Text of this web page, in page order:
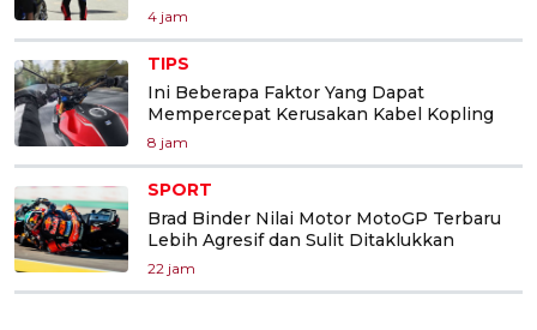
4 jam
TIPS
Ini Beberapa Faktor Yang Dapat
Mempercepat Kerusakan Kabel Kopling
8 jam
SPORT
Brad Binder Nilai Motor MotoGP Terbaru
Lebih Agresif dan Sulit Ditaklukkan
22 jam